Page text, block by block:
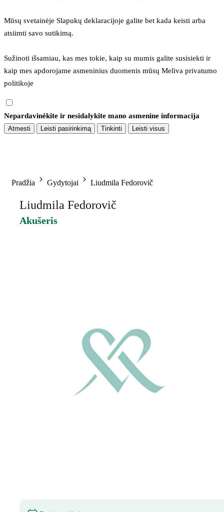
Mūsų svetainėje Slapukų deklaracijoje galite bet kada keisti arba
atsiimti savo sutikimą.
Sužinoti išsamiau, kas mes tokie, kaip su mumis galite susisiekti ir
kaip mes apdorojame asmeninius duomenis mūsų Meliva privatumo
politikoje
Nepardavinėkite ir nesidalykite mano asmenine informacija
Atmesti Leisti pasirinkimą Tinkinti Leisti visus
Pradžia Gydytojai Liudmila Fedorovič
Liudmila Fedorovič
Akušeris